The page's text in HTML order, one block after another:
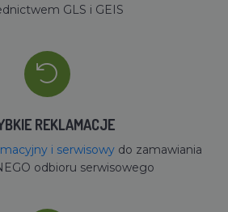
GLS i GEIS
REKLAMACJE
i serwisowydo zamawiania
odbioru serwisowego